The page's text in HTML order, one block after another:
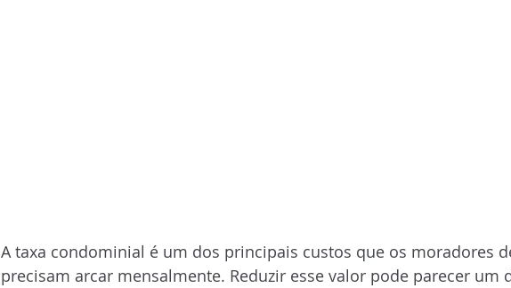
A taxa condominial é um dos principais custos que os moradores
precisam arcar mensalmente. Reduzir esse valor pode parecer um